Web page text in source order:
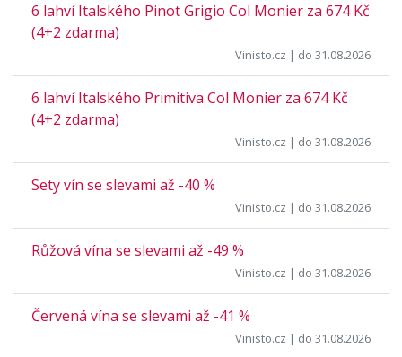
6 lahví Italského Pinot Grigio Col Monier za 674 Kč
(4+2 zdarma)
Vinisto.cz | do 31.08.2026
6 lahví Italského Primitiva Col Monier za 674 Kč
(4+2 zdarma)
Vinisto.cz | do 31.08.2026
Sety vín se slevami až -40 %
Vinisto.cz | do 31.08.2026
Růžová vína se slevami až -49 %
Vinisto.cz | do 31.08.2026
Červená vína se slevami až -41 %
Vinisto.cz | do 31.08.2026